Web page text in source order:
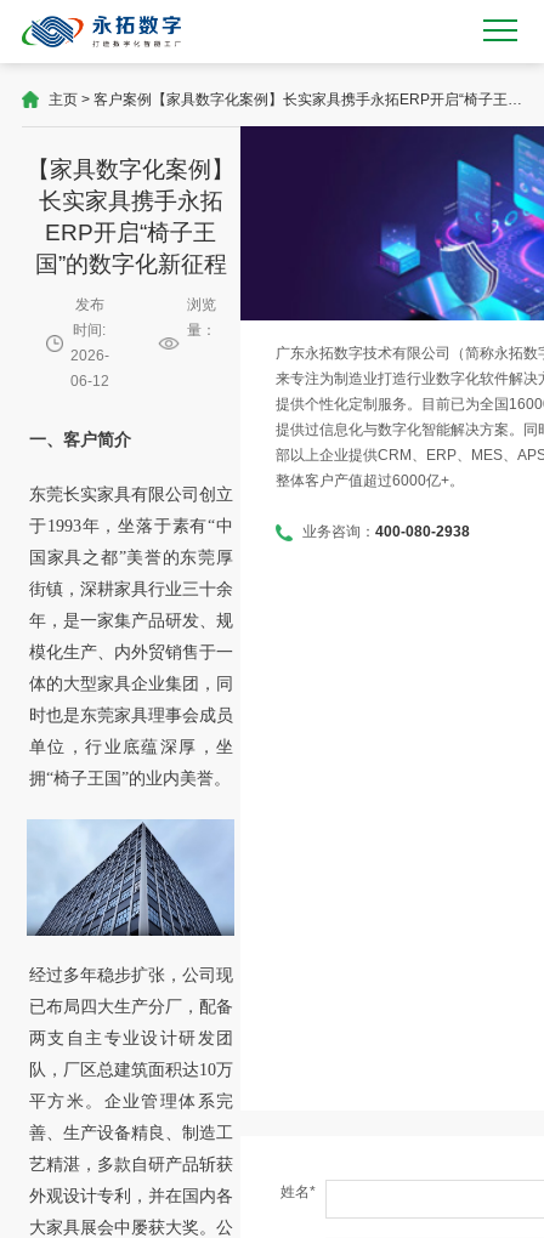
主页> 客户案例
【家具数字化案例】长实家具携手永拓ERP开启“椅子王
国”的数字化新征程
【家具数字化案例】
长实家具携手永拓
ERP开启“椅子王
国”的数字化新征程
发布
时间:
2026-
06-12
浏览
量：
一、客户简介
东莞长实家具有限公司创立
于1993年，坐落于素有“中
国家具之都”美誉的东莞厚
街镇，深耕家具行业三十余
年，是一家集产品研发、规
模化生产、内外贸销售于一
体的大型家具企业集团，同
时也是东莞家具理事会成员
单位，行业底蕴深厚，坐
拥“椅子王国”的业内美誉。
经过多年稳步扩张，公司现
已布局四大生产分厂，配备
两支自主专业设计研发团
队，厂区总建筑面积达10万
平方米。企业管理体系完
善、生产设备精良、制造工
艺精湛，多款自研产品斩获
外观设计专利，并在国内各
大家具展会中屡获大奖。公
广东永拓数字技术有限公司（简称永拓
来专注为制造业打造行业数字化软件解决
提供个性化定制服务。目前已为全国
提供过信息化与数字化智能解决方案。
部以上企业提供CRM、ERP、MES、
整体客户产值超过6000亿+。
业务咨询： 400-080-2938
姓名*